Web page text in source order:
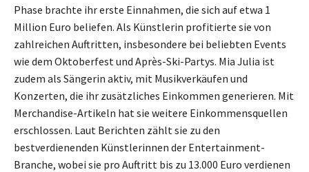
Phase brachte ihr erste Einnahmen, die sich auf etwa 1
Million Euro beliefen. Als Künstlerin profitierte sie von
zahlreichen Auftritten, insbesondere bei beliebten Events
wie dem Oktoberfest und Après-Ski-Partys. Mia Julia ist
zudem als Sängerin aktiv, mit Musikverkäufen und
Konzerten, die ihr zusätzliches Einkommen generieren. Mit
Merchandise-Artikeln hat sie weitere Einkommensquellen
erschlossen. Laut Berichten zählt sie zu den
bestverdienenden Künstlerinnen der Entertainment-
Branche, wobei sie pro Auftritt bis zu 13.000 Euro verdienen